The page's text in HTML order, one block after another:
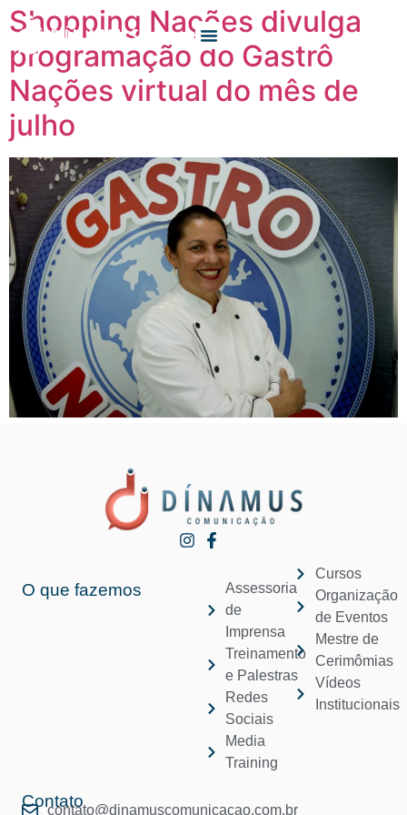
Shopping Nações divulga
programação do Gastrô
Nações virtual do mês de
julho
O que fazemos
Assessoria
de
Imprensa
Treinamento
e Palestras
Redes
Sociais
Media
Training
Cursos
Organização
de Eventos
Mestre de
Cerimômias
Vídeos
Institucionais
Contato
contato@dinamuscomunicacao.com.br